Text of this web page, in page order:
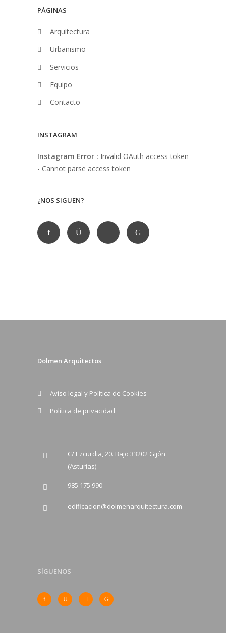
PÁGINAS
Arquitectura
Urbanismo
Servicios
Equipo
Contacto
INSTAGRAM
Instagram Error : Invalid OAuth access token
- Cannot parse access token
¿NOS SIGUEN?
Dolmen Arquitectos
Aviso legal y Política de Cookies
Política de privacidad
C/ Ezcurdia, 20. Bajo 33202 Gijón
(Asturias)
985 175 990
edificacion@dolmenarquitectura.com
SÍGUENOS